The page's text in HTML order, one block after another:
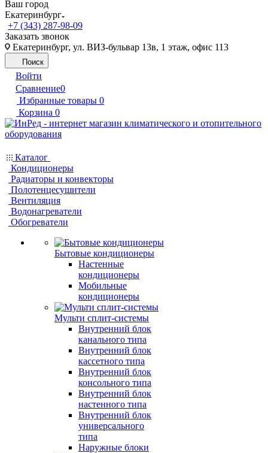
Ваш город
Екатеринбург
+7 (343) 287-98-09
Заказать звонок
Екатеринбург, ул. ВИЗ-бульвар 13в, 1 этаж, офис 113
Поиск
Войти
Сравнение0
Избранные товары 0
Корзина 0
Каталог
Кондиционеры
Радиаторы и конвекторы
Полотенцесушители
Вентиляция
Водонагреватели
Обогреватели
Бытовые кондиционеры
Настенные
кондиционеры
Мобильные
кондиционеры
Мульти сплит-системы
Внутренний блок
канального типа
Внутренний блок
кассетного типа
Внутренний блок
консольного типа
Внутренний блок
настенного типа
Внутренний блок
универсального
типа
Наружные блоки